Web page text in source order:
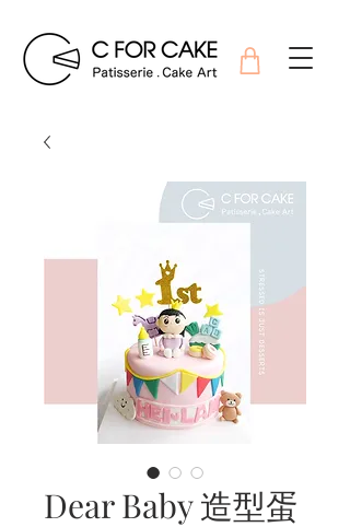
Dear Baby 造型蛋